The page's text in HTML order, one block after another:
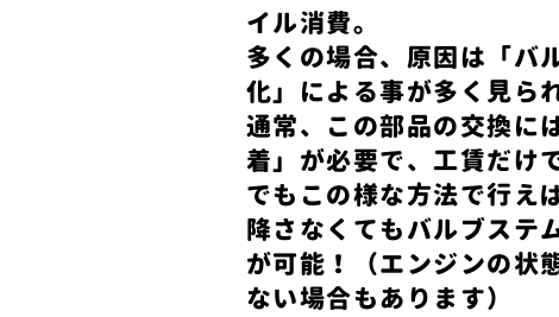
イル消費。
多くの場合、原因は「バ
化」による事が多く見ら
通常、この部品の交換に
着」が必要で、工賃だ
でもこの様な方法で行え
降さなくてもバルブステ
が可能！（エンジンの状
ない場合もあります）